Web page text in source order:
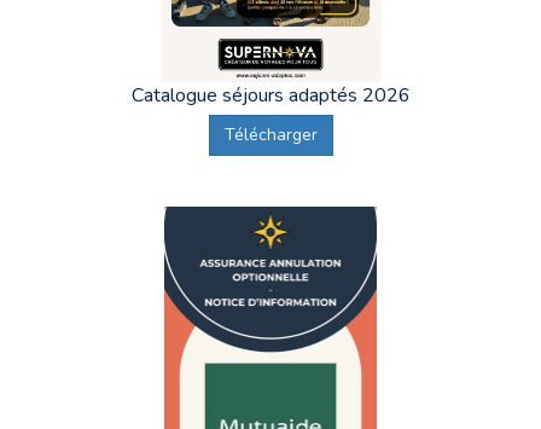
Catalogue séjours adaptés 2026
Télécharger